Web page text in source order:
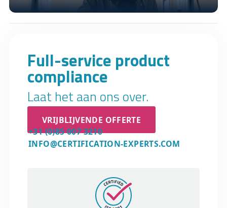
Full-service product
compliance
Laat het aan ons over.
VRIJBLIJVENDE OFFERTE
+31 (0)85 007 3210
INFO@CERTIFICATION-EXPERTS.COM